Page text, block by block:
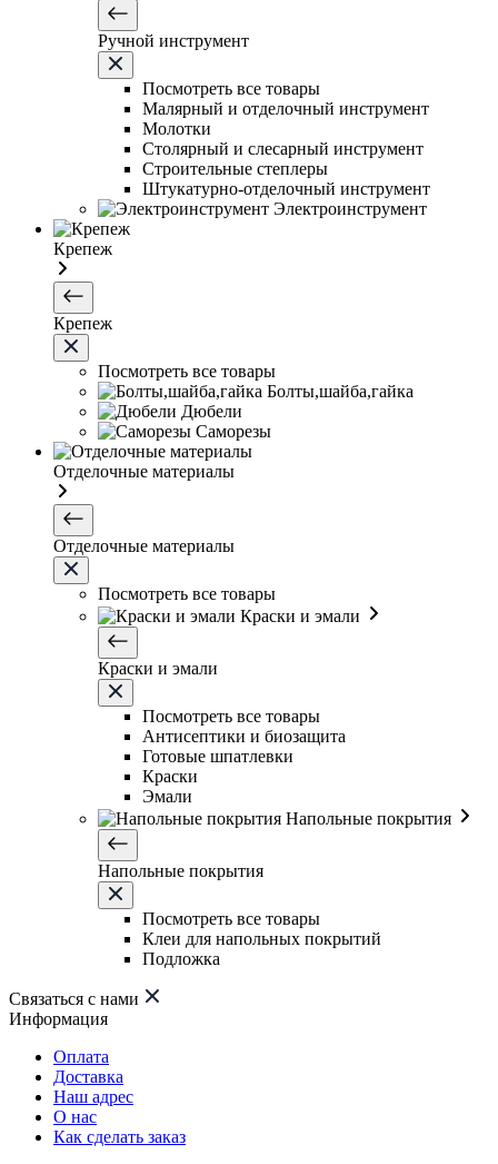
Ручной инструмент
Посмотреть все товары
Малярный и отделочный инструмент
Молотки
Столярный и слесарный инструмент
Строительные степлеры
Штукатурно-отделочный инструмент
Электроинструмент
Крепеж
Крепеж
Посмотреть все товары
Болты,шайба,гайка
Дюбели
Саморезы
Отделочные материалы
Отделочные материалы
Посмотреть все товары
Краски и эмали
Краски и эмали
Посмотреть все товары
Антисептики и биозащита
Готовые шпатлевки
Краски
Эмали
Напольные покрытия
Напольные покрытия
Посмотреть все товары
Клеи для напольных покрытий
Подложка
Связаться с нами
Информация
Оплата
Доставка
Наш адрес
О нас
Как сделать заказ